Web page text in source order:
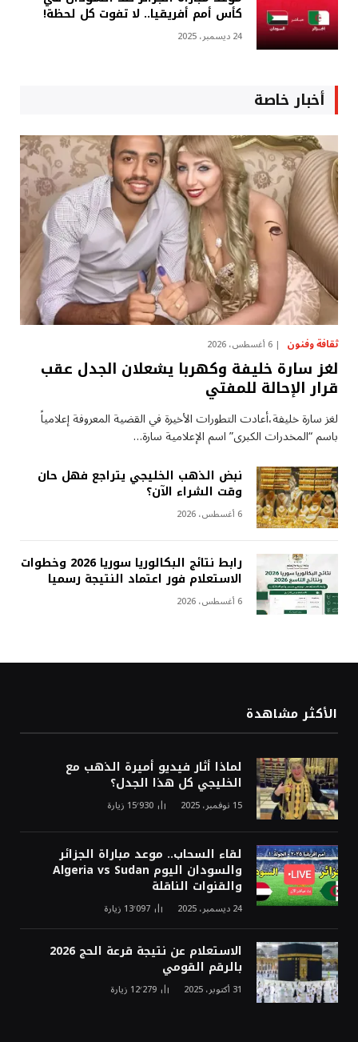
كأس أمم أفريقيا.. لا تفوت كل لحظة!
24 ديسمبر، 2025
أخبار خاصة
ثقافة وفنون 6 أغسطس، 2026
لغز سارة خليفة وكهربا يشعلان الجدل عقب
قرار الإحالة للمفتي
لغز سارة خليفة،أعادت التطورات الأخيرة في القضية المعروفة إعلامياً
باسم “المخدرات الكبرى” اسم الإعلامية سارة…
نبض الذهب الخليجي يتراجع فهل حان
وقت الشراء الآن؟
6 أغسطس، 2026
رابط نتائج البكالوريا سوريا 2026 وخطوات
الاستعلام فور اعتماد النتيجة رسميا
6 أغسطس، 2026
الأكثر مشاهدة
لماذا أثار فيديو أميرة الذهب مع
الخليجي كل هذا الجدل؟
15 نوفمبر، 2025 15٬930 زيارة
لقاء السحاب.. موعد مباراة الجزائر
والسودان اليوم Algeria vs Sudan
والقنوات الناقلة
24 ديسمبر، 2025 13٬097 زيارة
الاستعلام عن نتيجة قرعة الحج 2026
بالرقم القومي
31 أكتوبر، 2025 12٬279 زيارة